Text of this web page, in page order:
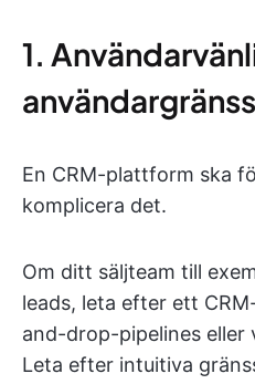
1.
En CRM-plattform ska
komplicera det.
Om ditt säljteam till
leads, leta efter ett
and-drop-pipelines eller
Leta efter intuitiva